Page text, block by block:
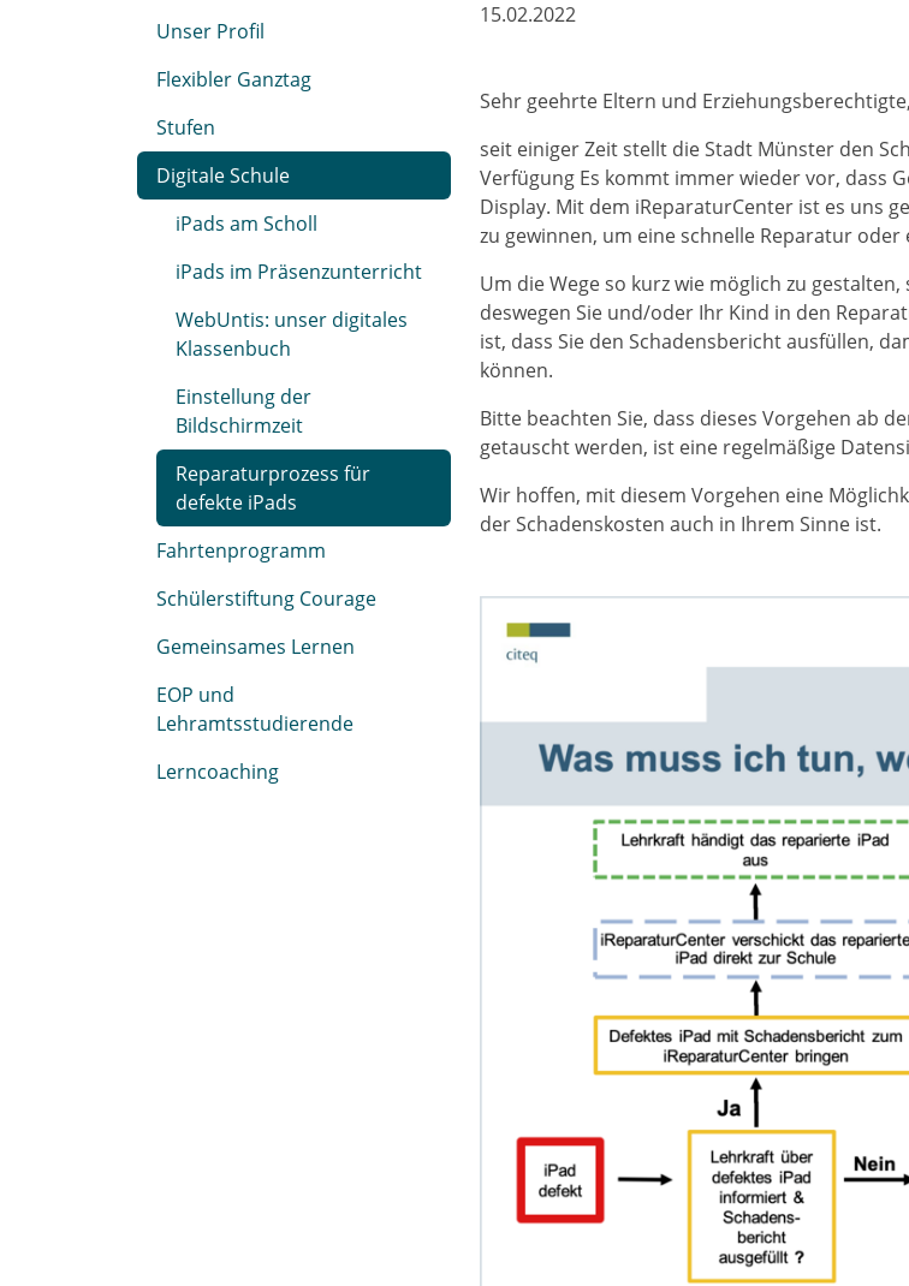
15.02.2022
Sehr geehrte Eltern und Erziehungsberechtigte,
seit einiger Zeit stellt die Stadt Münster den
Verfügung Es kommt immer wieder vor, dass
Display. Mit dem iReparaturCenter ist es uns
zu gewinnen, um eine schnelle Reparatur
Um die Wege so kurz wie möglich zu
deswegen Sie und/oder Ihr Kind in den
ist, dass Sie den Schadensbericht ausfüllen,
können.
Bitte beachten Sie, dass dieses Vorgehen ab
getauscht werden, ist eine regelmäßige
Wir hoffen, mit diesem Vorgehen eine
der Schadenskosten auch in Ihrem Sinne ist.
Unser Profil
Flexibler Ganztag
Stufen
Digitale Schule
iPads am Scholl
iPads im Präsenzunterricht
WebUntis: unser digitales
Klassenbuch
Einstellung der
Bildschirmzeit
Reparaturprozess für
defekte iPads
Fahrtenprogramm
Schülerstiftung Courage
Gemeinsames Lernen
EOP und
Lehramtsstudierende
Lerncoaching